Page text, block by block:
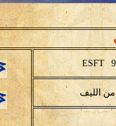
ESFT
من الليف